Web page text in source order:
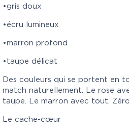
•gris doux
•écru lumineux
•marron profond
•taupe délicat
Des couleurs qui se portent en
match naturellement. Le rose
taupe. Le marron avec tout.
Le cache-cœur